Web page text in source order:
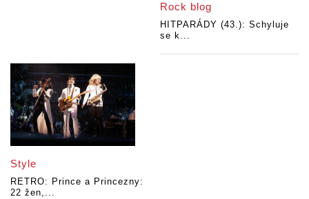
Rock blog
HITPARÁDY (43.): Schyluje
se k...
Style
RETRO: Prince a Princezny:
22 žen,...